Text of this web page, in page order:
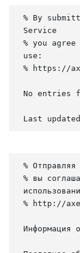
% By
Service
% you
use:
% https://
No entries
Last
%
% вы
% http://
Информация